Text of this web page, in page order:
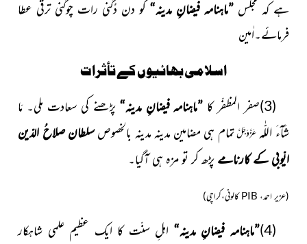
ہے کہ مجلس”ماہنامہ فیضانِ مدینہ“ کو دن دُگنی رات چوگنی ترقّی عطا
فرمائے۔اٰمین
اسلامی بھائیوں کے تأثرات
(3)صفر المظفّر کا ”ماہنامہ فیضانِ مدینہ“ پڑھنے کی سعادت ملی۔مَا
شَآءَ اللّٰہ عَزَّوَجَلَّتمام ہی مضامین مدینہ مدینہ بالخصوصسلطان صلاحُ الدّین
ایّوبی کے کارنامےپڑھ کر تو مزہ ہی آگیا۔
(عزیر احمد، PIBکالونی،کراچی)
(4) ”ماہنامہ فیضانِ مدینہ“ اہلِ سنّت کا ایک عظیم علمی شاہکار